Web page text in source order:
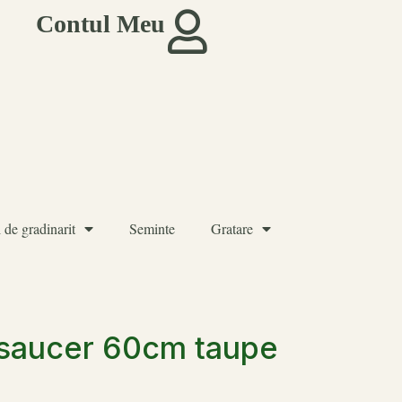
Contul Meu
gradinarit Seminte Gratare
60cm taupe